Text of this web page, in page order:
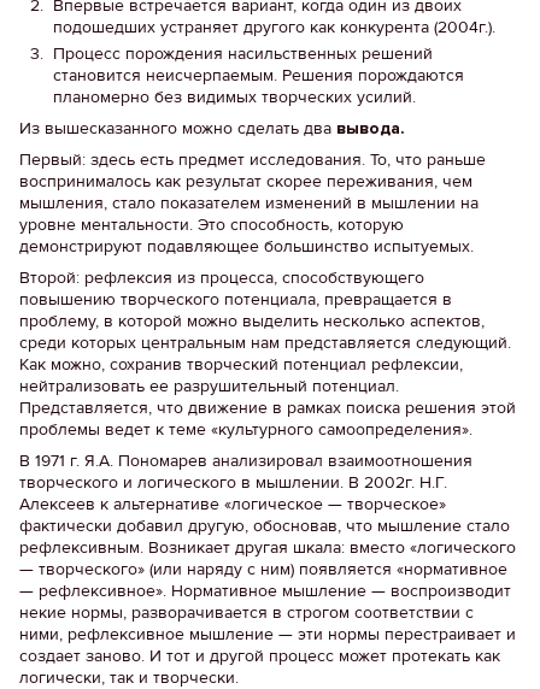
Впервые встречается вариант, когда один из двоих
подошедших устраняет другого как конкурента (2004г.).
Процесс порождения насильственных решений
становится неисчерпаемым. Решения порождаются
планомерно без видимых творческих усилий.
Из вышесказанного можно сделать два вывода.
Первый: здесь есть предмет исследования. То, что раньше
воспринималось как результат скорее переживания, чем
мышления, стало показателем изменений в мышлении на
уровне ментальности. Это способность, которую
демонстрируют подавляющее большинство испытуемых.
Второй: рефлексия из процесса, способствующего
повышению творческого потенциала, превращается в
проблему, в которой можно выделить несколько аспектов,
среди которых центральным нам представляется следующий.
Как можно, сохранив творческий потенциал рефлексии,
нейтрализовать ее разрушительный потенциал.
Представляется, что движение в рамках поиска решения этой
проблемы ведет к теме «культурного самоопределения».
В 1971 г. Я.А. Пономарев анализировал взаимоотношения
творческого и логического в мышлении. В 2002г. Н.Г.
Алексеев к альтернативе «логическое — творческое»
фактически добавил другую, обосновав, что мышление стало
рефлексивным. Возникает другая шкала: вместо «логического
— творческого» (или наряду с ним) появляется «нормативное
— рефлексивное». Нормативное мышление — воспроизводит
некие нормы, разворачивается в строгом соответствии с
ними, рефлексивное мышление — эти нормы перестраивает и
создает заново. И тот и другой процесс может протекать как
логически, так и творчески.